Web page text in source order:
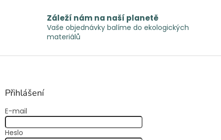
Záleží nám na naší planetě
Vaše objednávky balíme do ekologických
materiálů
Z
Přihlášení
E-mail
Heslo